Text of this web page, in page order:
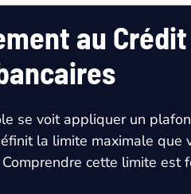
au
se voit appliquer un
la limite maximale
cette limite